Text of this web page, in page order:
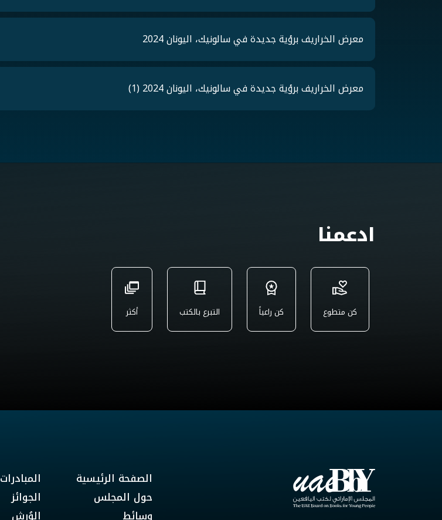
معرض الخراريف برؤية جديدة في سالونيك، اليونان 2024
معرض الخراريف برؤية جديدة في سالونيك، اليونان 2024 (1)
ادعمنا
كن متطوع كن راعياً التبرع بالكتب أكثر
الصفحة الرئيسية
حول المجلس
وسائط
المبادرات
الجوائز
الوُرش